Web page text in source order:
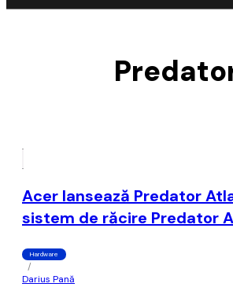
Acer lansează Predator
sistem de răcire Predator
Hardware
/
Darius Pană